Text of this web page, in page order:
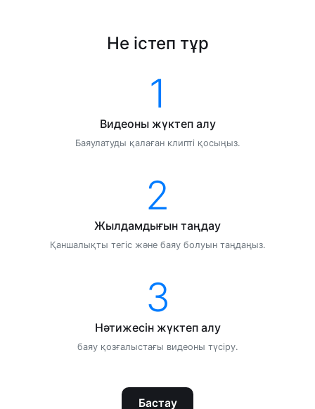
Не істеп тұр
1
Видеоны жүктеп алу
Баяулатуды қалаған клипті қосыңыз.
2
Жылдамдығын таңдау
Қаншалықты тегіс және баяу болуын таңдаңыз.
3
Нәтижесін жүктеп алу
баяу қозғалыстағы видеоны түсіру.
Бастау